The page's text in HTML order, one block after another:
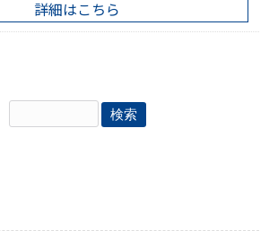
詳細はこちら